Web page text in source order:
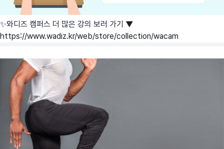
✨와디즈 캠퍼스 더 많은 강의 보러 가기 ▼
https://www.wadiz.kr/web/store/collection/wacam